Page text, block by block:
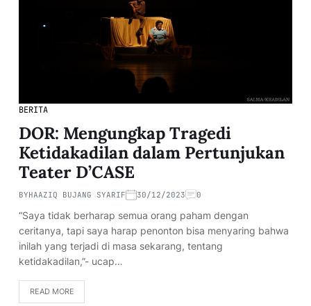
BERITA
DOR: Mengungkap Tragedi
Ketidakadilan dalam Pertunjukan
Teater D’CASE
BYHAAZIQ BUJANG SYARIF 30/12/2023 0
“Saya tidak berharap semua orang paham dengan
ceritanya, tapi saya harap penonton bisa menyaring bahwa
inilah yang terjadi di masa sekarang, tentang
ketidakadilan,”- ucap…
READ MORE